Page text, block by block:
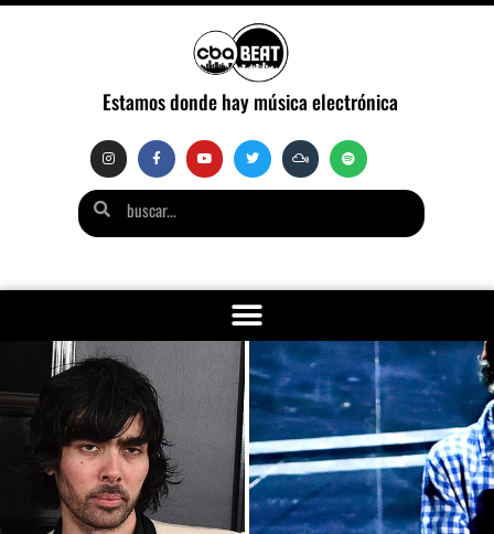
Estamos donde hay música electrónica